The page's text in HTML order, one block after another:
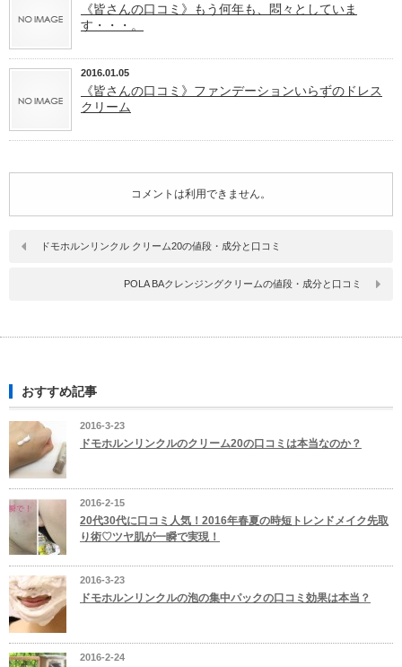
《皆さんの口コミ》もう何年も、悶々としていま
す・・・。
2016.01.05
《皆さんの口コミ》ファンデーションいらずのドレス
クリーム
コメントは利用できません。
ドモホルンリンクル クリーム20の値段・成分と口コミ
POLA BAクレンジングクリームの値段・成分と口コミ
おすすめ記事
2016-3-23
ドモホルンリンクルのクリーム20の口コミは本当なのか？
2016-2-15
20代30代に口コミ人気！2016年春夏の時短トレンドメイク先取
り術♡ツヤ肌が一瞬で実現！
2016-3-23
ドモホルンリンクルの泡の集中パックの口コミ効果は本当？
2016-2-24